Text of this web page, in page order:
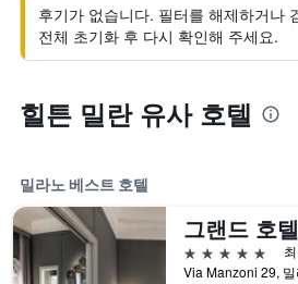
후기가 없습니다. 필터를 해제하거나
전체 초기화 후 다시 확인해 주세요.
힐튼 밀란 유사 호텔
밀라노 베스트 호텔
5성급